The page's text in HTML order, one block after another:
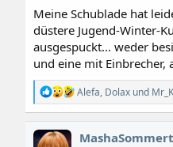
Meine Schublade hat
düstere Jugend-Winter-
ausgespuckt... weder
und eine mit Einbrecher,
R
e
a
Alefa, Dolax und